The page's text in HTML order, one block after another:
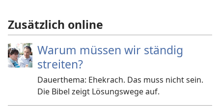
Zusätzlich online
Warum müssen wir ständig
streiten?
Dauerthema: Ehekrach. Das muss nicht sein.
Die Bibel zeigt Lösungswege auf.